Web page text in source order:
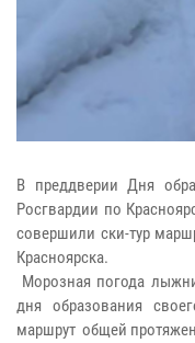
В преддверии Дня
Росгвардии по
совершили ски-тур
Красноярска.
Морозная погода
дня образования
маршрут общей